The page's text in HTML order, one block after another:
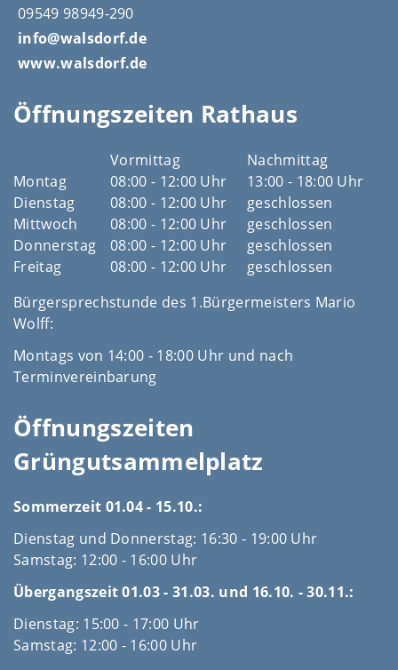
09549 98949-290
info@walsdorf.de
www.walsdorf.de
Öffnungszeiten Rathaus
Vormittag
Nachmittag
Montag
08:00 - 12:00 Uhr
13:00 - 18:00 Uhr
Dienstag
08:00 - 12:00 Uhr
geschlossen
Mittwoch
08:00 - 12:00 Uhr
geschlossen
Donnerstag
08:00 - 12:00 Uhr
geschlossen
Freitag
08:00 - 12:00 Uhr
geschlossen
Bürgersprechstunde des 1.Bürgermeisters Mario
Wolff:
Montags von 14:00 - 18:00 Uhr und nach
Terminvereinbarung
Öffnungszeiten
Grüngutsammelplatz
Sommerzeit 01.04 - 15.10.:
Dienstag und Donnerstag: 16:30 - 19:00 Uhr
Samstag: 12:00 - 16:00 Uhr
Übergangszeit 01.03 - 31.03. und 16.10. - 30.11.:
Dienstag: 15:00 - 17:00 Uhr
Samstag: 12:00 - 16:00 Uhr